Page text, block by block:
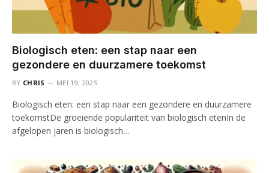
Biologisch eten: een stap naar een
gezondere en duurzamere toekomst
BY CHRIS MEI 19, 2025
Biologisch eten: een stap naar een gezondere en duurzamere
toekomstDe groeiende populariteit van biologisch etenIn de
afgelopen jaren is biologisch…